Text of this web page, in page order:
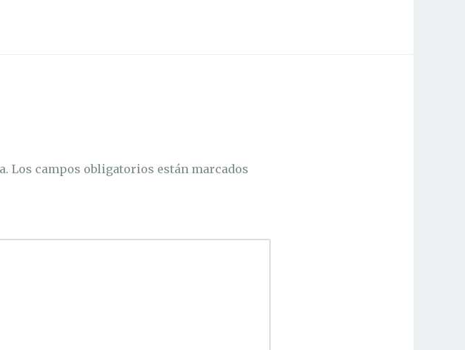
Los campos obligatorios están marcados